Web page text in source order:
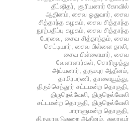
தீட்ஷிதர், சூரியனார் கோவில்
ஆதினம், சைவ ஓதுவார், சைவ
சித்தாந்த கழகம், சைவ சித்தாந்த
நூற்பதிப்பு கழகம், சைவ சித்தாந்த
பேரவை, சைவ சித்தாந்தம், சைவ
செட்டியார், சைவ பிள்ளை தாலி,
சைவ பிள்ளைமார், சைவ
வேளாளார்கள், சொரிமுத்து
அய்யனார், தருமபுர ஆதீனம்,
தாமிரபரணி, தாளையூத்து,
திருச்செந்தூர் சட்டமன்ற தொகுதி,
திருநெல்வேலி, திருநெல்வேலி
சட்டமன்ற தொகுதி, திருநெல்வேலி
பாராளுமன்ற தொகுதி,
திருவாவடுதுறை ஆதீனம், துலாவூர்